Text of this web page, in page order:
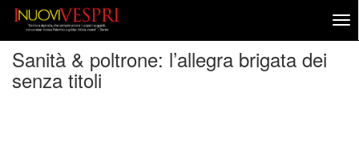
Sanità & poltrone: l’allegra brigata dei
senza titoli